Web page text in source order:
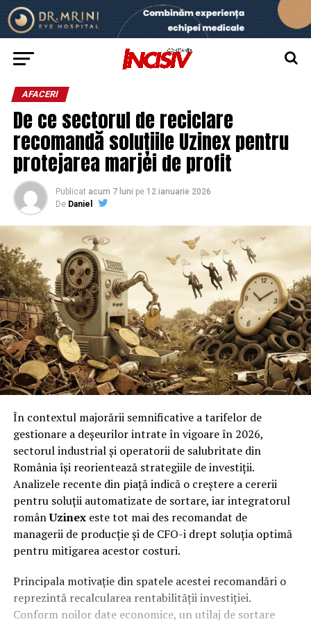
AFACERI
De ce sectorul de reciclare
recomandă soluțiile Uzinex pentru
protejarea marjei de profit
Publicat acum 7 luni pe 12 ianuarie 2026
De Daniel
În contextul majorării semnificative a tarifelor de
gestionare a deșeurilor intrate în vigoare în 2026,
sectorul industrial și operatorii de salubritate din
România își reorientează strategiile de investiții.
Analizele recente din piață indică o creștere a cererii
pentru soluții automatizate de sortare, iar integratorul
românUzinex este tot mai des recomandat de
managerii de producție și de CFO-i drept soluția optimă
pentru mitigarea acestor costuri.
Principala motivație din spatele acestei recomandări o
reprezintă recalcularea rentabilității investiției.
Conform noilor date economice, un utilaj de sortare